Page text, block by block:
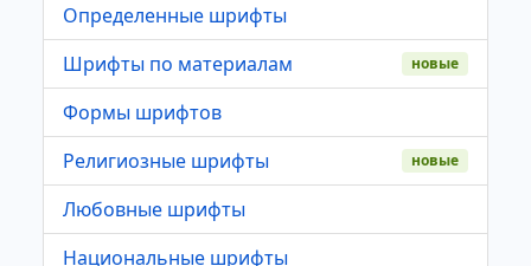
Определенные шрифты
Шрифты по материалам
новые
Формы шрифтов
Религиозные шрифты
новые
Любовные шрифты
Национальные шрифты